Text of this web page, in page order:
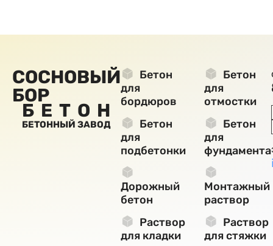
СОСНОВЫЙ
БОР
БЕТОН
БЕТОННЫЙ ЗАВОД
Бетон
для
бордюров
Бетон
для
отмостки
Бетон
для
подбетонки
Бетон
для
фундамента
Дорожный
бетон
Монтажный
раствор
Раствор
для кладки
Раствор
для стяжки